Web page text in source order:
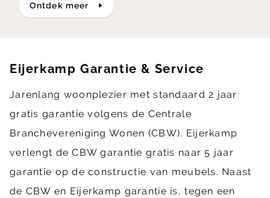
ontdek meer
Eijerkamp Garantie & Service
Jarenlang woonplezier met standaard 2 jaar
gratis garantie volgens de Centrale
Branchevereniging Wonen (CBW). Eijerkamp
verlengt de CBW garantie gratis naar 5 jaar
garantie op de constructie van meubels. Naast
de CBW en Eijerkamp garantie is, tegen een